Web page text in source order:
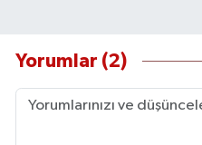
Yorumlar (2)